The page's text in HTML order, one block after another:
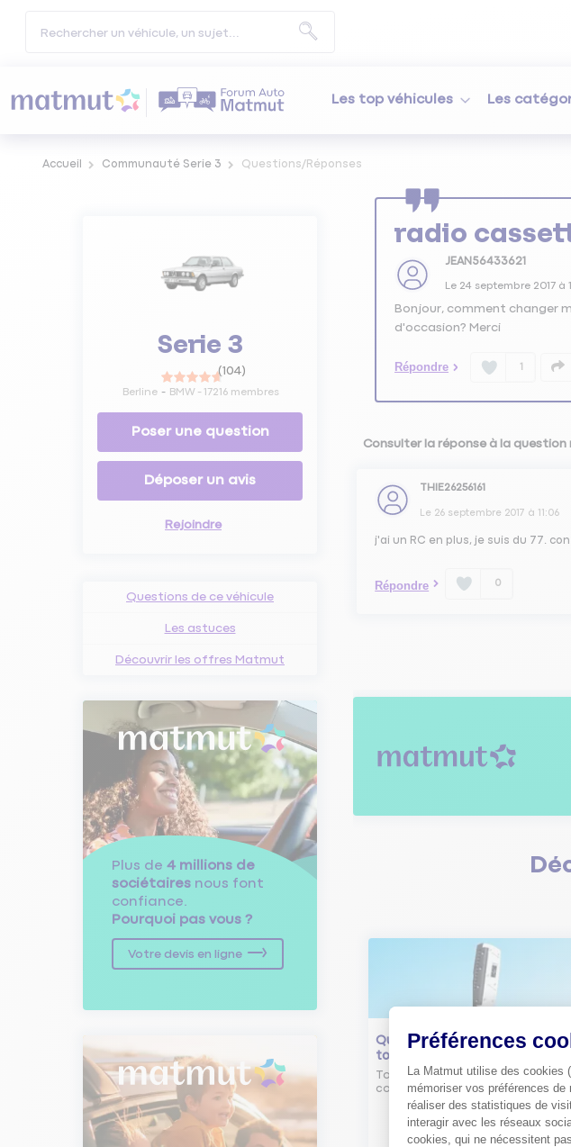
Les top véhicules Les
Accueil Communauté Serie 3 Questions/Réponses
Serie 3
(104)
Berline BMW - 17216 membres
Poser une question
Déposer un avis
Rejoindre
Questions de ce véhicule
Les astuces
Découvrir les offres Matmut
Plus de 4 millions de
sociétaires nous font
confiance.
Pourquoi pas vous ?
Votre devis en ligne
radio
JEAN56433621
Le 24 septembre 2017à
Bonjour, comment changer
d'occasion? Merci
Répondre 1
Consulter la réponse à la
THIE26256161
Le 26 septembre 2017 à 11:06
j'ai un RC en plus, je suis du 77.
Répondre 0
Qu'est-ce que le nouveau
tourelle ?
Tout savoir sur le radar tourelle
comment éviter les infractions.
Tout
Préférences
La Matmut utilise des cookies
mémoriser vos préférences
réaliser des statistiques de
interagir avec les réseaux
cookies, qui ne nécessitent